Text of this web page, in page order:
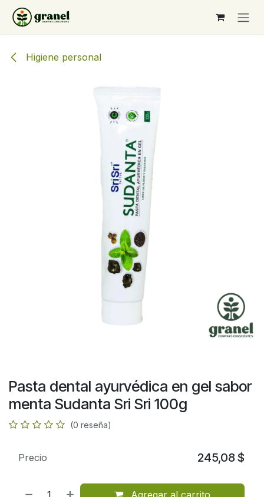
Ir al contenido
Higiene personal
Pasta dental ayurvédica en gel sabor
menta Sudanta Sri Sri 100g
(0 reseña)
Agregar al carrito
Precio 245,08$